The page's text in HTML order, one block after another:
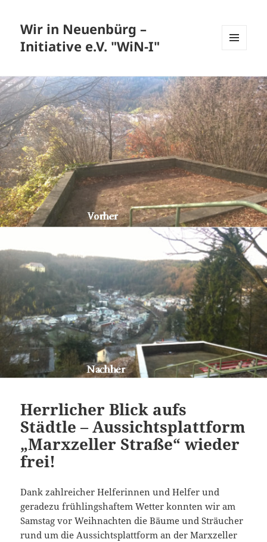
Wir in Neuenbürg –
Initiative e.V. "WiN-I"
WIDGETS
Herrlicher Blick aufs
Städtle – Aussichtsplattform
„Marxzeller Straße“ wieder
frei!
Dank zahlreicher Helferinnen und Helfer und
geradezu frühlingshaftem Wetter konnten wir am
Samstag vor Weihnachten die Bäume und Sträucher
rund um die Aussichtsplattform an der Marxzeller